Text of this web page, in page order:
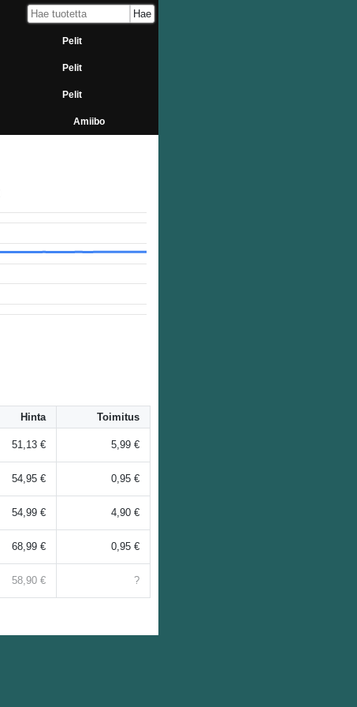
Pelit
Pelit
Pelit
Amiibo
Hinta Toimitus
51,13 € 5,99 €
54,95 € 0,95 €
54,99 € 4,90 €
68,99 € 0,95 €
58,90 € ?